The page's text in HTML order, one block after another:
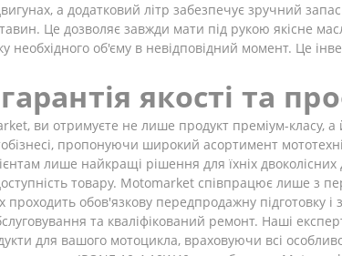
а додатковий літр забезпечує зручний
Це дозволяє завжди мати під рукою якісне
об'єму в невідповідний момент. Це
якості та
ви отримуєте не лише продукт преміум-класу, а й
пропонуючи широкий асортимент
лише найкращі рішення для їхніх двоколісних
товару. Motomarket співпрацює лише з
проходить обов'язкову передпродажну підготовку
та кваліфікований ремонт. Наші
для вашого мотоцикла, враховуючи всі